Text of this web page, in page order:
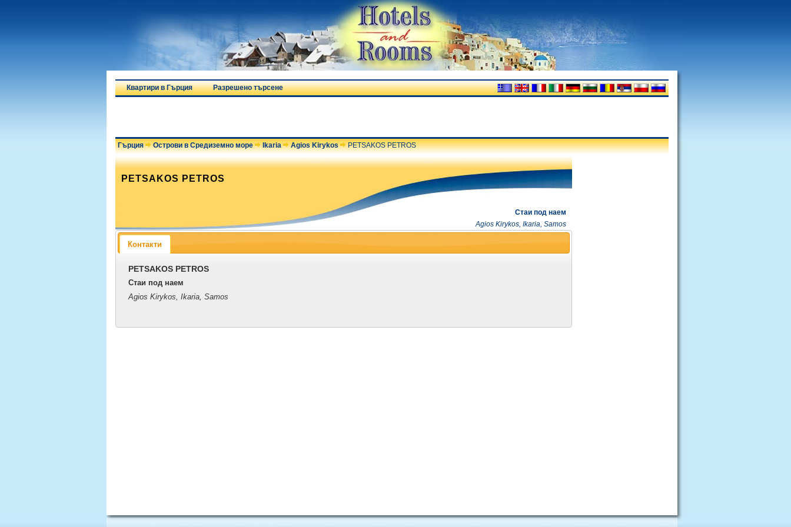
Квартири в Гърция Разрешено търсене
Гърция Острови в Средиземно море Ikaria Agios Kirykos PETSAKOS PETROS
PETSAKOS PETROS
Стаи под наем
Agios Kirykos, Ikaria, Samos
Контакти
PETSAKOS PETROS
Стаи под наем
Agios Kirykos, Ikaria, Samos